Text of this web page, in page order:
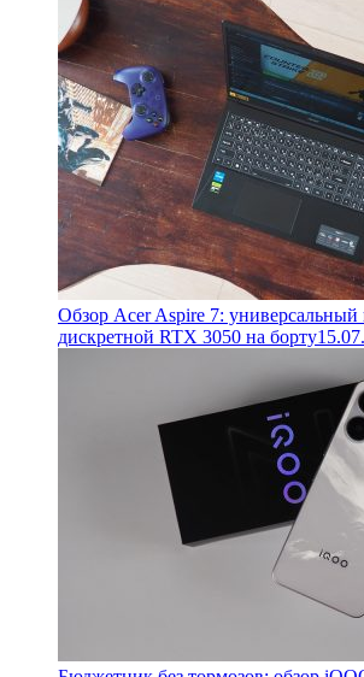
Обзор Acer Aspire 7: универсальный
дискретной RTX 3050 на борту